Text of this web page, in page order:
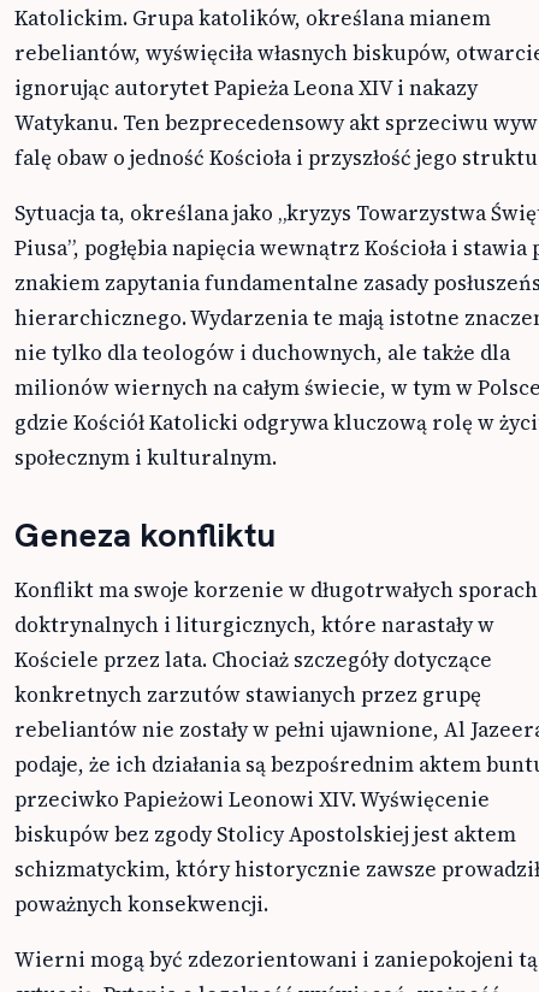
Katolickim. Grupa katolików, określana mianem
rebeliantów, wyświęciła własnych biskupów,
ignorując autorytet Papieża Leona XIV i nakazy
Watykanu. Ten bezprecedensowy akt sprzeciwu
falę obaw o jedność Kościoła i przyszłość jego
Sytuacja ta, określana jako „kryzys Towarzystwa
Piusa”, pogłębia napięcia wewnątrz Kościoła i stawia
znakiem zapytania fundamentalne zasady
hierarchicznego. Wydarzenia te mają istotne
nie tylko dla teologów i duchownych, ale także dla
milionów wiernych na całym świecie, w tym w
gdzie Kościół Katolicki odgrywa kluczową rolę w
społecznym i kulturalnym.
Geneza konfliktu
Konflikt ma swoje korzenie w długotrwałych sporach
doktrynalnych i liturgicznych, które narastały w
Kościele przez lata. Chociaż szczegóły dotyczące
konkretnych zarzutów stawianych przez grupę
rebeliantów nie zostały w pełni ujawnione, Al
podaje, że ich działania są bezpośrednim aktem
przeciwko Papieżowi Leonowi XIV. Wyświęcenie
biskupów bez zgody Stolicy Apostolskiej jest aktem
schizmatyckim, który historycznie zawsze
poważnych konsekwencji.
Wierni mogą być zdezorientowani i zaniepokojeni tą